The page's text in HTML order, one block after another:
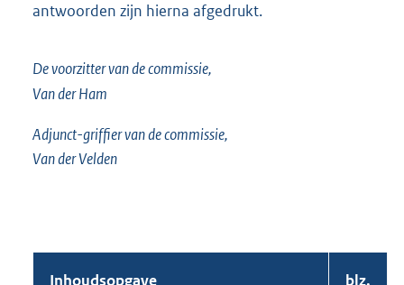
antwoorden zijn hierna afgedrukt.
De voorzitter van de commissie,
Van der Ham
Adjunct-griffier van de commissie,
Van der Velden
Inhoudsopgave blz.